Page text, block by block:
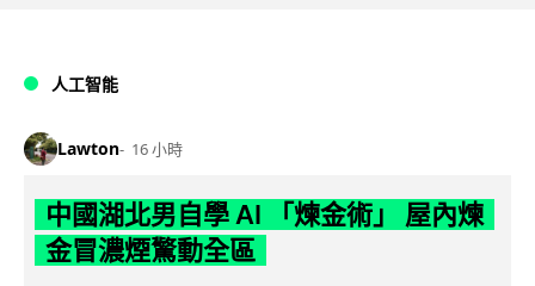
人工智能
Lawton 16 小時
中國湖北男自學 AI 「煉金術」 屋內煉
金冒濃煙驚動全區